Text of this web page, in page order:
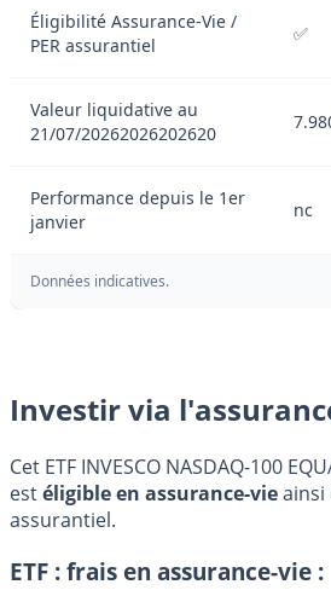
Éligibilité Assurance-Vie /
PER assurantiel
✅
Valeur liquidative au
21/07/20262026202620
Performance depuis le 1er
janvier
nc
Données indicatives.
Investir via
Cet ETF INVESCO NASDAQ-100
estéligible en assurance-vieainsi
assurantiel.
ETF : frais en assurance-vie :